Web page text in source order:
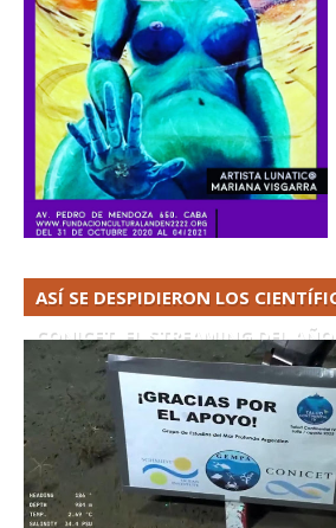
ASÍ SE DESPIDIERON LOS
CONICET. EL STREAMING DEL AÑO